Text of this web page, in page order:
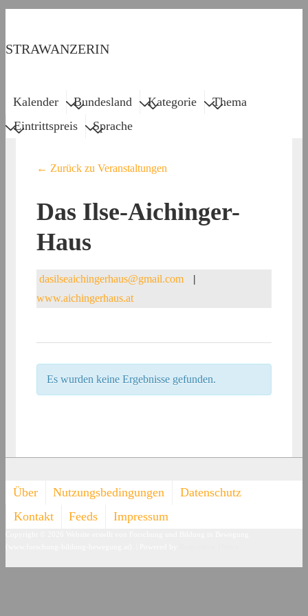
Inhalt
STRAWANZERIN
Main
Kalender Bundesland Kategorie
Thema
Eintrittspreis
Sprache
← Zurück zu Veranstaltungen
Das Ilse-Aichinger-
Haus
dasilseaichingerhaus@gmail.com
|
www.aichingerhaus.at
Es wurden keine Ergebnisse gefunden.
Footer-
Menü
Über Nutzungsbedingungen
Datenschutz
Kontakt
Feeds Impressum